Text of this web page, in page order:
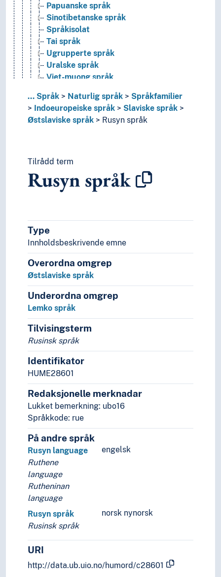
Papuanske språk
Sinotibetanske språk
Språkisolat
Tai språk
Ugrupperte språk
Uralske språk
Viet-muong språk
Særspråk
Truede språk
Verdensspråk
Språkkultur
Tid i enheter, stadier og perioder
... Språk Naturlig språk
Språkfamilier
Indoeuropeiske språk
Slaviske språk
Østslaviske språk
Rusyn språk
Tilrådd term
Rusyn språk
Type
Innholdsbeskrivende emne
Overordna omgrep
Østslaviske språk
Underordna omgrep
Lemko språk
Tilvisingsterm
Rusinsk språk
Identifikator
HUME28601
Redaksjonelle merknadar
Lukket bemerkning: ubo16
Språkkode: rue
På andre språk
engelsk
Rusyn language
Ruthene
language
Rutheninan
language
norsk nynorsk
Rusyn språk
Rusinsk språk
URI
http://data.ub.uio.no/humord/c28601